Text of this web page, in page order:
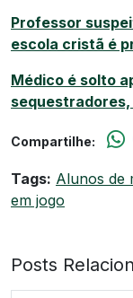
Professor
escola cristã é
Médico é solto
sequestradores,
Compartilhe:
Tags: Alunos de
em jogo
Posts